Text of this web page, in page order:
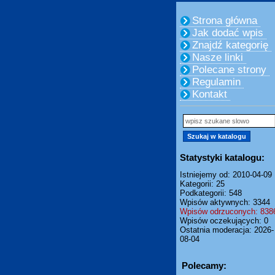
Strona główna
Jak dodać wpis
Znajdź kategorię
Nasze linki
Polecane strony
Regulamin
Kontakt
Statystyki katalogu:
Istniejemy od: 2010-04-09
Kategorii: 25
Podkategorii: 548
Wpisów aktywnych: 3344
Wpisów odrzuconych:
Wpisów oczekujących: 0
Ostatnia moderacja: 2026-
08-04
Polecamy: